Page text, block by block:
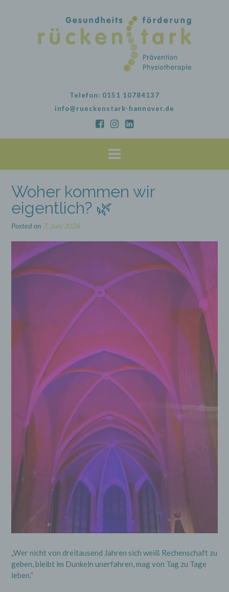
Telefon: 0151 10784137
info@rueckenstark-hannover.de
Woher kommen wir
eigentlich? 🌿
Posted on 7. Juni 2026
„Wer nicht von dreitausend Jahren sich weiß Rechenschaft zu
geben, bleibt im Dunkeln unerfahren, mag von Tag zu Tage
leben.“